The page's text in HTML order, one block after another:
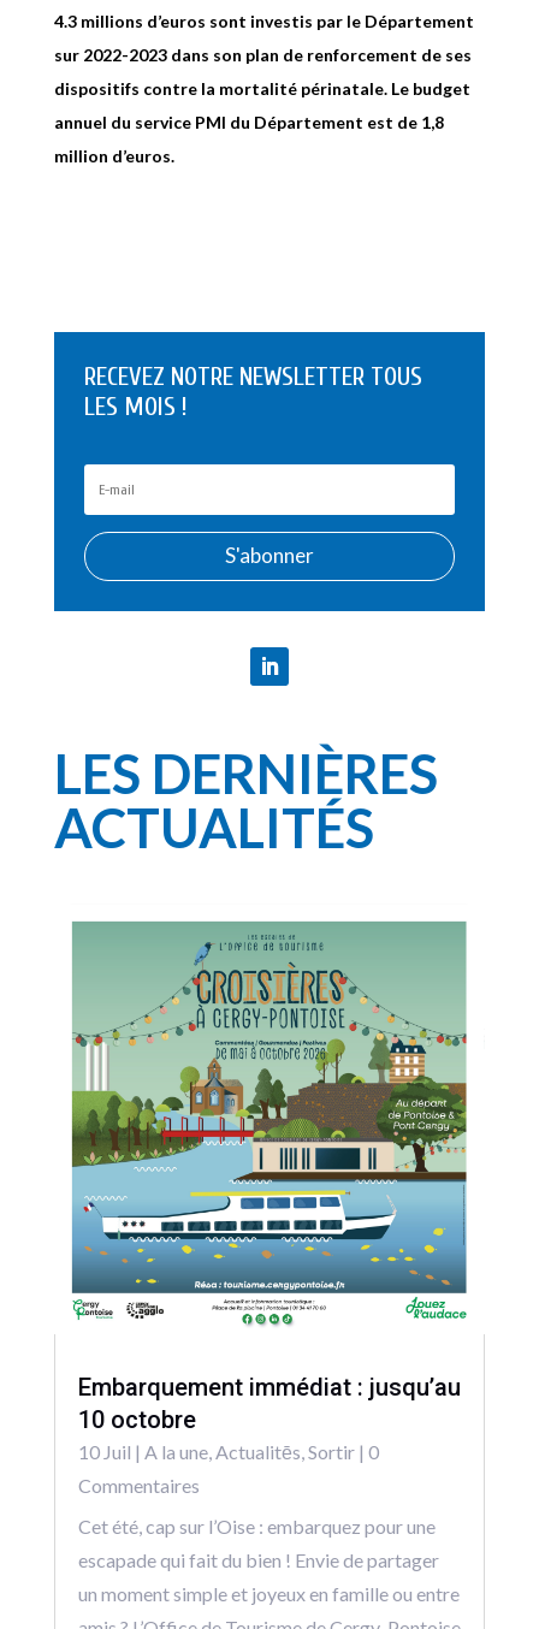
4.3 millions d’euros sont investis par le Département
sur 2022-2023 dans son plan de renforcement de ses
dispositifs contre la mortalité périnatale. Le budget
annuel du service PMI du Département est de 1,8
million d’euros.
RECEVEZ NOTRE NEWSLETTER TOUS
LES MOIS !
S'abonner
LES DERNIÈRES
ACTUALITÉS
Embarquement immédiat : jusqu’au
10 octobre
10 Juil | A la une,Actualitēs,Sortir| 0
Commentaires
Cet été, cap sur l’Oise : embarquez pour une
escapade qui fait du bien ! Envie de partager
un moment simple et joyeux en famille ou entre